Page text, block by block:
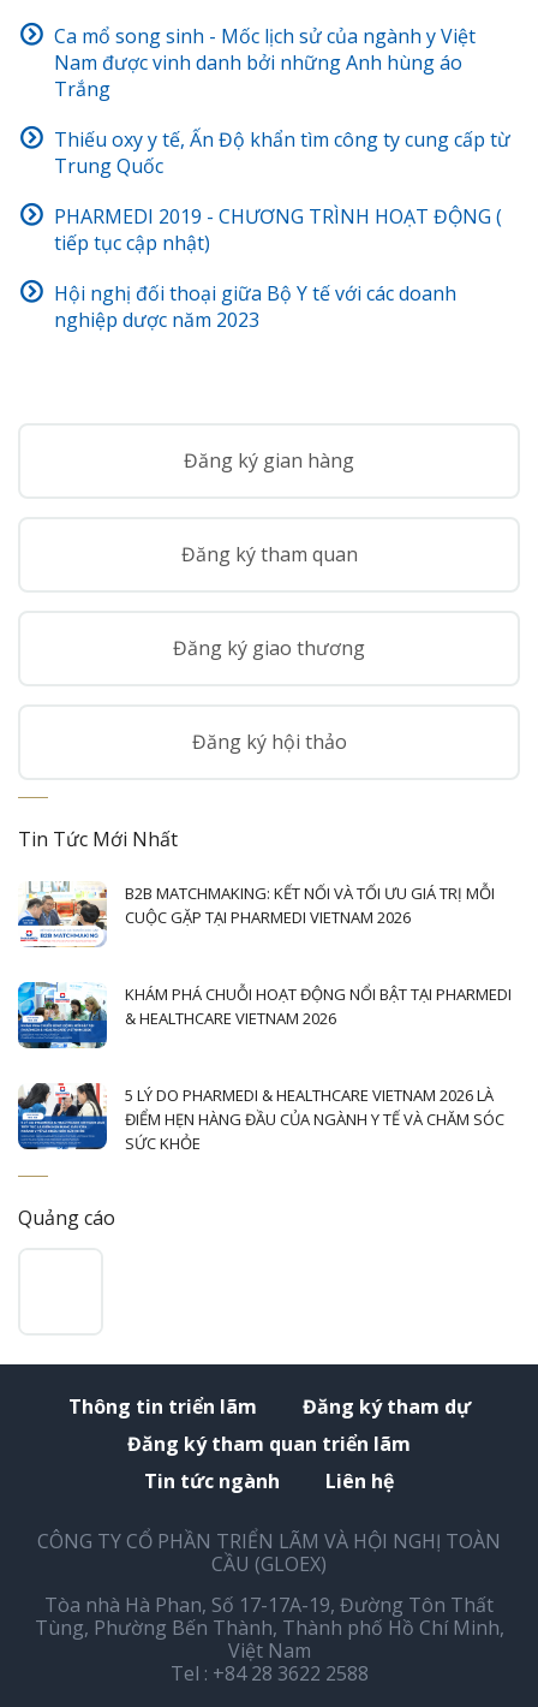
Ca mổ song sinh - Mốc lịch sử của ngành y Việt
Nam được vinh danh bởi những Anh hùng áo
Trắng
Thiếu oxy y tế, Ấn Độ khẩn tìm công ty cung cấp từ
Trung Quốc
PHARMEDI 2019 - CHƯƠNG TRÌNH HOẠT ĐỘNG (
tiếp tục cập nhật)
Hội nghị đối thoại giữa Bộ Y tế với các doanh
nghiệp dược năm 2023
Đăng ký gian hàng
Đăng ký tham quan
Đăng ký giao thương
Đăng ký hội thảo
Tin Tức Mới Nhất
B2B MATCHMAKING: KẾT NỐI VÀ TỐI ƯU GIÁ TRỊ MỖI
CUỘC GẶP TẠI PHARMEDI VIETNAM 2026
KHÁM PHÁ CHUỖI HOẠT ĐỘNG NỔI BẬT TẠI PHARMEDI
& HEALTHCARE VIETNAM 2026
5 LÝ DO PHARMEDI & HEALTHCARE VIETNAM 2026 LÀ
ĐIỂM HẸN HÀNG ĐẦU CỦA NGÀNH Y TẾ VÀ CHĂM SÓC
SỨC KHỎE
Quảng cáo
Thông tin triển lãm
Đăng ký tham dự
Đăng ký tham quan triển lãm
Tin tức ngành
Liên hệ
CÔNG TY CỔ PHẦN TRIỂN LÃM VÀ HỘI NGHỊ TOÀN
CẦU (GLOEX)
Tòa nhà Hà Phan, Số 17-17A-19, Đường Tôn Thất
Tùng, Phường Bến Thành, Thành phố Hồ Chí Minh,
Việt Nam
Tel : +84 28 3622 2588